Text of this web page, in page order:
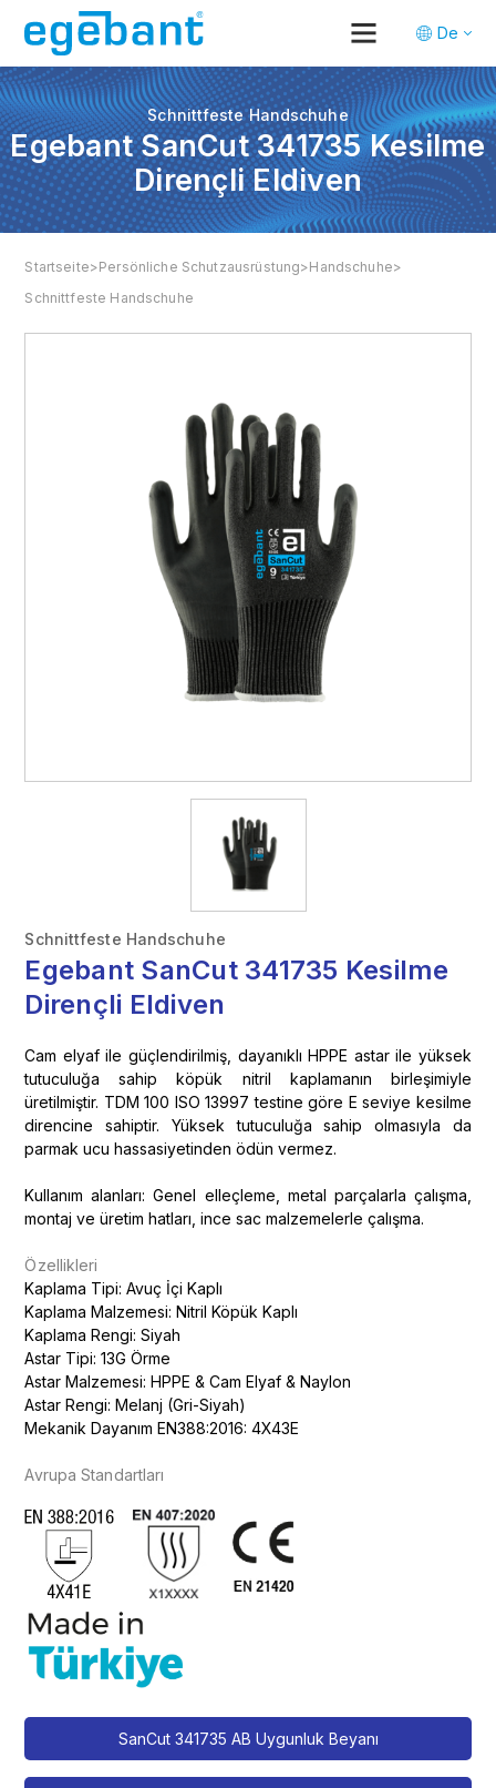
De
Tr
En
Schnittfeste Handschuhe
Egebant SanCut 341735 Kesilme
Dirençli Eldiven
Startseite>Persönliche Schutzausrüstung>Handschuhe>
Schnittfeste Handschuhe
Schnittfeste Handschuhe
Egebant SanCut 341735 Kesilme
Dirençli Eldiven
Cam elyaf ile güçlendirilmiş, dayanıklı HPPE astar ile yüksek
tutuculuğa sahip köpük nitril kaplamanın birleşimiyle
üretilmiştir. TDM 100 ISO 13997 testine göre E seviye kesilme
direncine sahiptir. Yüksek tutuculuğa sahip olmasıyla da
parmak ucu hassasiyetinden ödün vermez.
Kullanım alanları: Genel elleçleme, metal parçalarla çalışma,
montaj ve üretim hatları, ince sac malzemelerle çalışma.
Özellikleri
Kaplama Tipi: Avuç İçi Kaplı
Kaplama Malzemesi: Nitril Köpük Kaplı
Kaplama Rengi: Siyah
Astar Tipi: 13G Örme
Astar Malzemesi: HPPE & Cam Elyaf & Naylon
Astar Rengi: Melanj (Gri-Siyah)
Mekanik Dayanım EN388:2016: 4X43E
Avrupa Standartları
SanCut 341735 AB Uygunluk Beyanı